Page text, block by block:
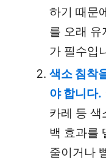
하기 때문
를 오래 유
가 필수입
색소 침착
야 합니다.
카레 등 색
백 효과를
줄이거나